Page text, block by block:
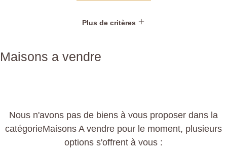
Plus de critères
Maisons a vendre
Nous n'avons pas de biens à vous proposer dans la
catégorieMaisons A vendre pour le moment, plusieurs
options s'offrent à vous :